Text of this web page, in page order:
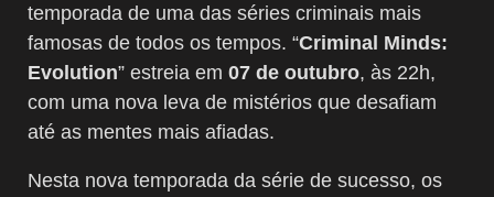
temporada de uma das séries criminais mais
famosas de todos os tempos. “Criminal Minds:
Evolution” estreia em 07 de outubro, às 22h,
com uma nova leva de mistérios que desafiam
até as mentes mais afiadas.
Nesta nova temporada da série de sucesso, os